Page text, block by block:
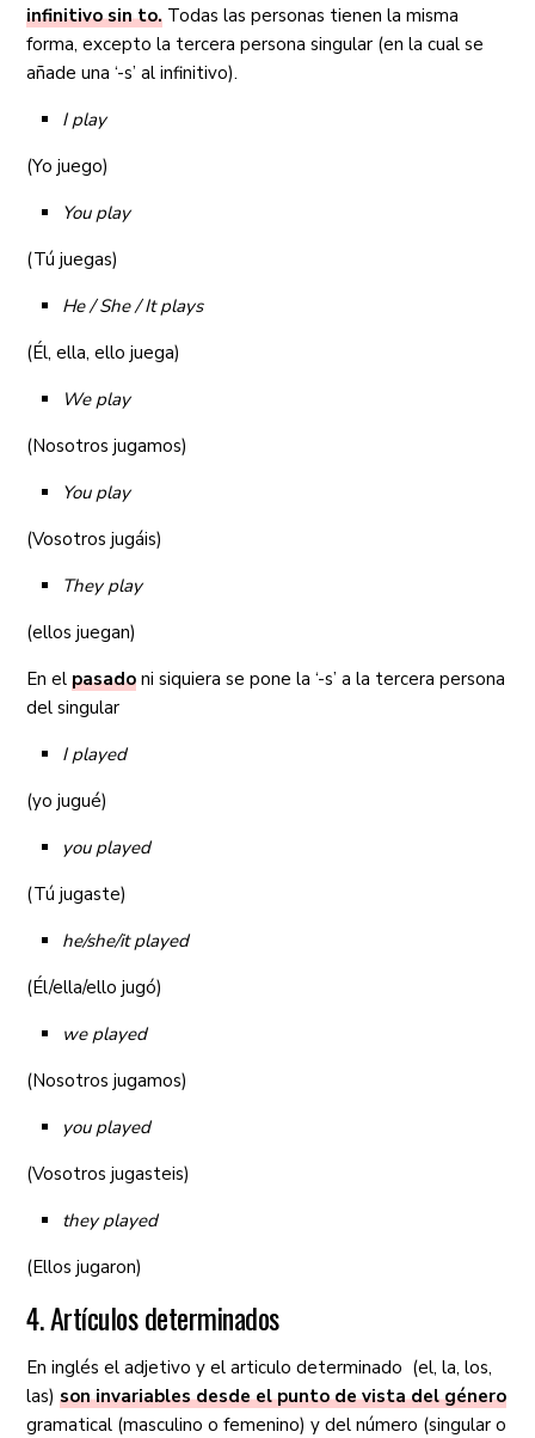
infinitivo sin to. Todas las personas tienen la misma
forma, excepto la tercera persona singular (en la cual se
añade una ‘-s’ al infinitivo).
I play
(Yo juego)
You play
(Tú juegas)
He / She / It plays
(Él, ella, ello juega)
We play
(Nosotros jugamos)
You play
(Vosotros jugáis)
They play
(ellos juegan)
En elpasado ni siquiera se pone la ‘-s’ a la tercera persona
del singular
I played
(yo jugué)
you played
(Tú jugaste)
he/she/it played
(Él/ella/ello jugó)
we played
(Nosotros jugamos)
you played
(Vosotros jugasteis)
they played
(Ellos jugaron)
4. Artículos determinados
En inglés el adjetivo y el articulo determinado (el, la, los,
las)son invariables desde el punto de vista del género
gramatical (masculino o femenino) y del número (singular o